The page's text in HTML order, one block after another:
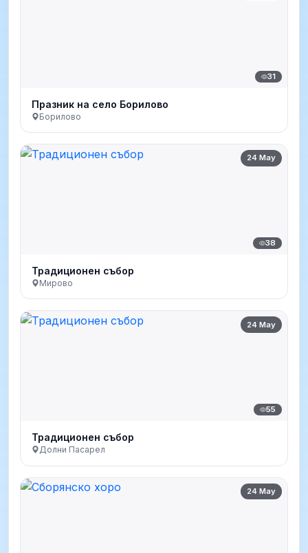
31
Празник на село Борилово
Борилово
24 May
38
Традиционен събор
Мирово
24 May
55
Традиционен събор
Долни Пасарел
24 May